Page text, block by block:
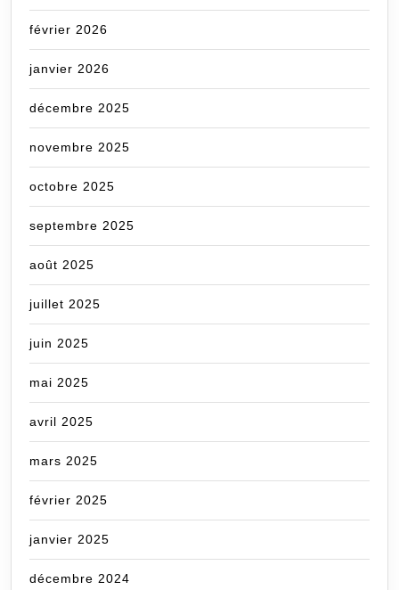
février 2026
janvier 2026
décembre 2025
novembre 2025
octobre 2025
septembre 2025
août 2025
juillet 2025
juin 2025
mai 2025
avril 2025
mars 2025
février 2025
janvier 2025
décembre 2024